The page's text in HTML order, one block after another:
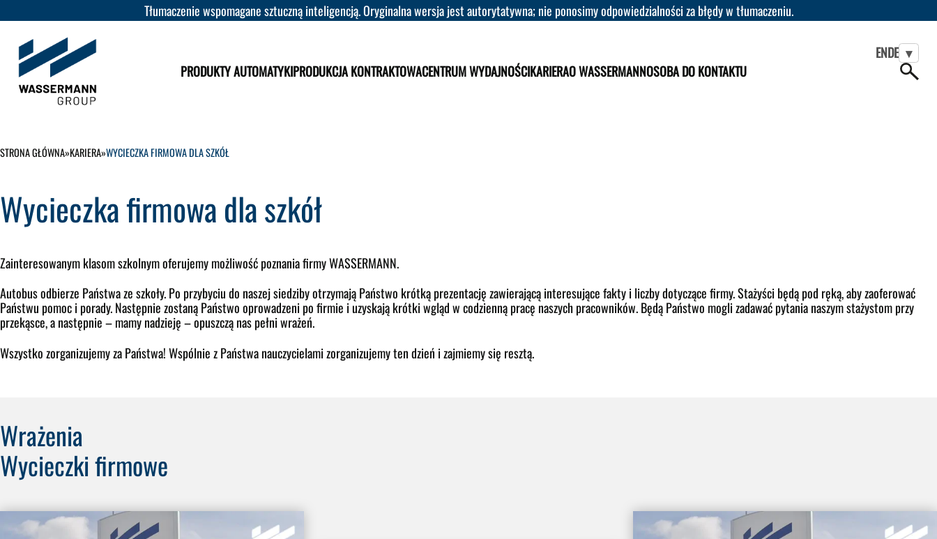
Tłumaczenie wspomagane sztuczną inteligencją. Oryginalna wersja jest autorytatywna; nie ponosimy odpowiedzialności za błędy w tłumaczeniu.
ENDE ▾
PRODUKTY AUTOMATYKIPRODUKCJA KONTRAKTOWACENTRUM WYDAJNOŚCIKARIERAO WASSERMANNOSOBA DO KONTAKTU
STRONA GŁÓWNA»KARIERA»WYCIECZKA FIRMOWA DLA SZKÓŁ
Wycieczka firmowa dla szkół
Zainteresowanym klasom szkolnym oferujemy możliwość poznania firmy WASSERMANN.
Autobus odbierze Państwa ze szkoły. Po przybyciu do naszej siedziby otrzymają Państwo krótką prezentację zawierającą interesujące fakty i liczby dotyczące firmy. Stażyści będą pod ręką, aby zaoferować
Państwu pomoc i porady. Następnie zostaną Państwo oprowadzeni po firmie i uzyskają krótki wgląd w codzienną pracę naszych pracowników. Będą Państwo mogli zadawać pytania naszym stażystom przy
przekąsce, a następnie – mamy nadzieję – opuszczą nas pełni wrażeń.
Wszystko zorganizujemy za Państwa! Wspólnie z Państwa nauczycielami zorganizujemy ten dzień i zajmiemy się resztą.
Wrażenia
Wycieczki firmowe